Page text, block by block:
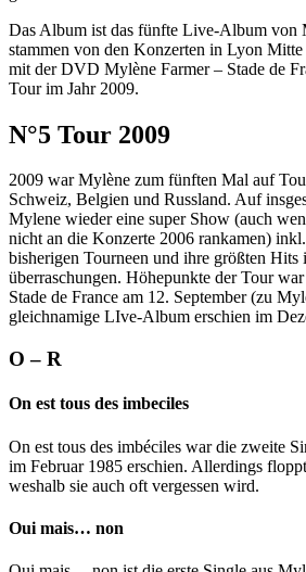
Das Album ist das fünfte Live-Album von
stammen von den Konzerten in Lyon
mit der DVD Mylène Farmer – Stade de
Tour im Jahr 2009.
N°5 Tour 2009
2009 war Mylène zum fünften Mal auf
Schweiz, Belgien und Russland. Auf
Mylene wieder eine super Show (auch
nicht an die Konzerte 2006 rankamen)
bisherigen Tourneen und ihre größten Hits
überraschungen. Höhepunkte der Tour
Stade de France am 12. September (zu
gleichnamige LIve-Album erschien im
O – R
On est tous des imbeciles
On est tous des imbéciles war die zweite
im Februar 1985 erschien. Allerdings
weshalb sie auch oft vergessen wird.
Oui mais… non